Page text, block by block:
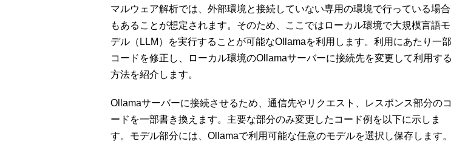
マルウェア解析では、外部環境と接続していない専用の環境で行っている場合
もあることが想定されます。そのため、ここではローカル環境で大規模言語モ
デル（LLM）を実行することが可能なOllamaを利用します。利用にあたり一部
コードを修正し、ローカル環境のOllamaサーバーに接続先を変更して利用する
方法を紹介します。
Ollamaサーバーに接続させるため、通信先やリクエスト、レスポンス部分のコ
ードを一部書き換えます。主要な部分のみ変更したコード例を以下に示しま
す。モデル部分には、Ollamaで利用可能な任意のモデルを選択し保存します。